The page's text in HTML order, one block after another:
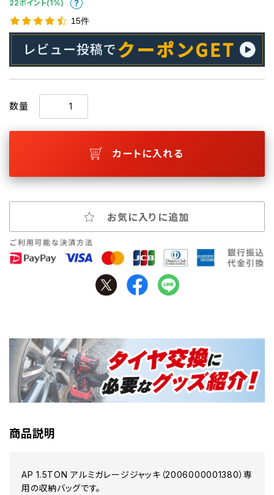
22ポイント(1%)
15件
数量
カートに入れる
お気に入りに追加
商品説明
AP 1.5TON アルミガレージジャッキ（2006000001380）専
用の収納バッグです。